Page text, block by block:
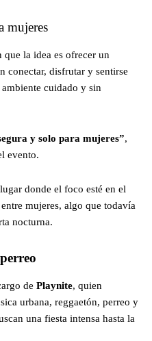
mujeres
la idea es ofrecer un
conectar, disfrutar y sentirse
cuidado y sin
y solo para mujeres”,
evento.
donde el foco esté en el
mujeres, algo que todavía
nocturna.
de Playnite, quien
urbana, reggaetón, perreo y
una fiesta intensa hasta la